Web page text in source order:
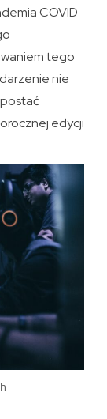
COVID
tego
nie
edycji